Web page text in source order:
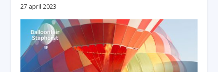
27 april 2023